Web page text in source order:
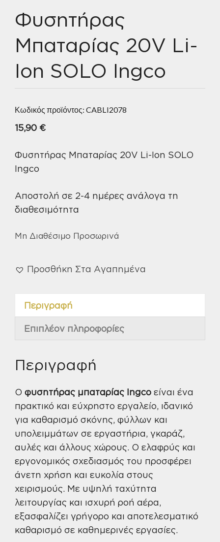
Φυσητήρας
Μπαταρίας 20V Li-
Ion SOLO Ingco
Κωδικός προϊόντος: CABLI2078
15,90 €
Φυσητήρας Μπαταρίας 20V Li-Ion SOLO
Ingco
Αποστολή σε 2-4 ημέρες ανάλογα τη
διαθεσιμότητα
Μη Διαθέσιμο Προσωρινά
Προσθήκη Στα Αγαπημένα
Περιγραφή
Επιπλέον πληροφορίες
Περιγραφή
Ο φυσητήρας μπαταρίας Ingco είναι ένα
πρακτικό και εύχρηστο εργαλείο, ιδανικό
για καθαρισμό σκόνης, φύλλων και
υπολειμμάτων σε εργαστήρια, γκαράζ,
αυλές και άλλους χώρους. Ο ελαφρύς και
εργονομικός σχεδιασμός του προσφέρει
άνετη χρήση και ευκολία στους
χειρισμούς. Με υψηλή ταχύτητα
λειτουργίας και ισχυρή ροή αέρα,
εξασφαλίζει γρήγορο και αποτελεσματικό
καθαρισμό σε καθημερινές εργασίες.